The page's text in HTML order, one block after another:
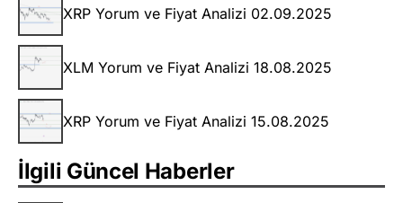
XRP Yorum ve Fiyat Analizi 02.09.2025
XLM Yorum ve Fiyat Analizi 18.08.2025
XRP Yorum ve Fiyat Analizi 15.08.2025
İlgili Güncel Haberler